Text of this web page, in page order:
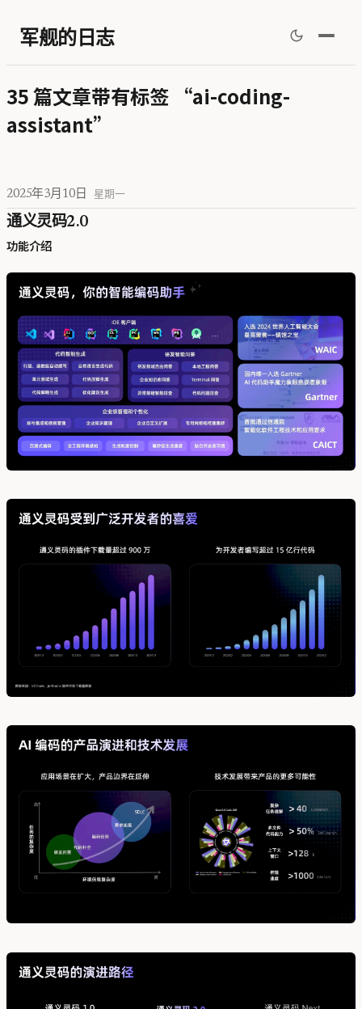
军舰的日志
35 篇文章带有标签 “ai-coding-
assistant”
2025年3月10日 星期一
通义灵码2.0
功能介绍